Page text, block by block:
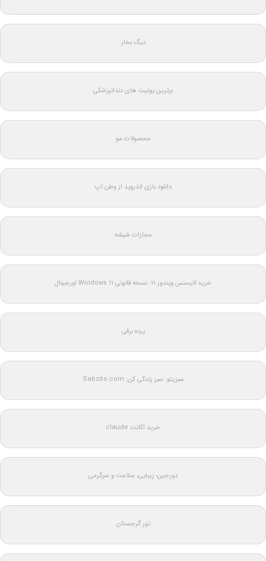
دیگ بخار
برترین یونیت های دندانپزشکی
محصولات مو
دانلود بازی اندروید از وطن اپ
مجازات شیشه
خرید لایسنس ویندوز 11: نسخه قانونی Windows 11 اورجینال
پرده برقی
سبزیتو: سبز زندگی کن: Sabzito.com
خرید اکانت claude
دورجین؛ زیبایی، سلامت و سرگرمی
تور گرجستان